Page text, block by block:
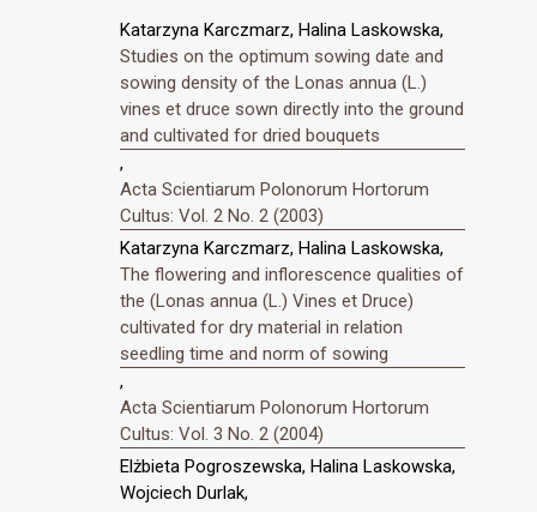
Katarzyna Karczmarz, Halina Laskowska,
Studies on the optimum sowing date and
sowing density of the Lonas annua (L.)
vines et druce sown directly into the ground
and cultivated for dried bouquets
,
Acta Scientiarum Polonorum Hortorum
Cultus: Vol. 2 No. 2 (2003)
Katarzyna Karczmarz, Halina Laskowska,
The flowering and inflorescence qualities of
the (Lonas annua (L.) Vines et Druce)
cultivated for dry material in relation
seedling time and norm of sowing
,
Acta Scientiarum Polonorum Hortorum
Cultus: Vol. 3 No. 2 (2004)
Elżbieta Pogroszewska, Halina Laskowska,
Wojciech Durlak,